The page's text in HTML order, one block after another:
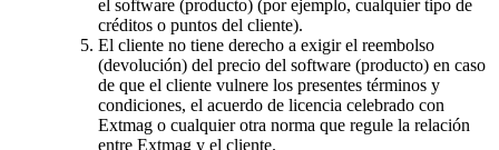
el software (producto) (por ejemplo, cualquier tipo de
créditos o puntos del cliente).
El cliente no tiene derecho a exigir el reembolso
(devolución) del precio del software (producto) en caso
de que el cliente vulnere los presentes términos y
condiciones, el acuerdo de licencia celebrado con
Extmag o cualquier otra norma que regule la relación
entre Extmag y el cliente.